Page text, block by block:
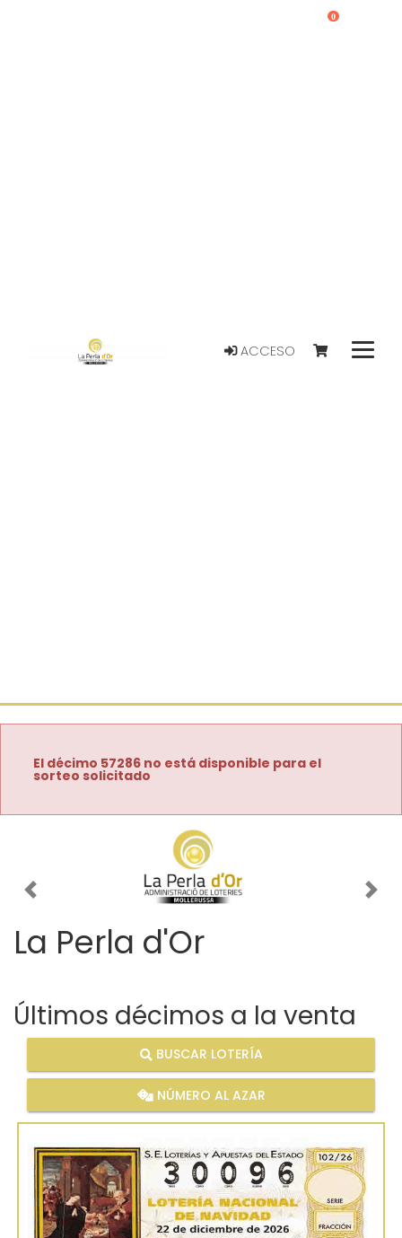
ACCESO
0
El décimo 57286 no está disponible para el
sorteo solicitado
Imagen anterior
La Perla d'Or
Últimos décimos a la venta
BUSCAR LOTERÍA
NÚMERO AL AZAR